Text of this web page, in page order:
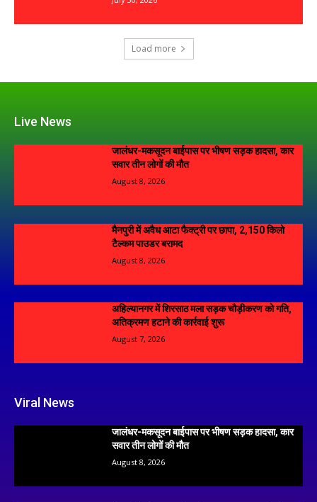
Load more
Live News
जालंधर-मकसूदन बाईपास पर भीषण सड़क हादसा, कार
सवार तीन लोगों की मौत
August 8, 2026
मैनपुरी में अवैध आटा फैक्ट्री पर छापा, 2,150 किलो
टैल्कम पाउडर बरामद
August 8, 2026
अहिल्यानगर में शिरसाठ मला सड़क चौड़ीकरण को गति,
अतिक्रमण हटाने की कार्रवाई शुरू
August 7, 2026
Viral News
जालंधर-मकसूदन बाईपास पर भीषण सड़क हादसा, कार
सवार तीन लोगों की मौत
August 8, 2026